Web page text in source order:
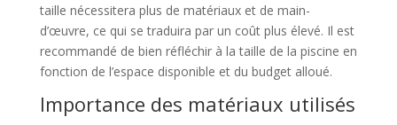
taille nécessitera plus de matériaux et de main-
d’œuvre, ce qui se traduira par un coût plus élevé. Il est
recommandé de bien réfléchir à la taille de la piscine en
fonction de l’espace disponible et du budget alloué.
Importance des matériaux utilisés